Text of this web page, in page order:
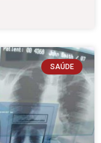
SAÚDE